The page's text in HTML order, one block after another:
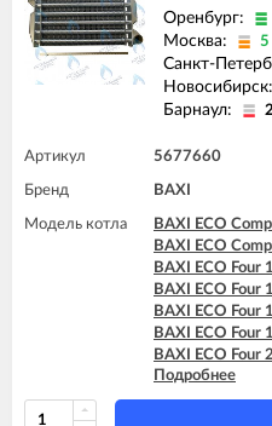
BAXI
BAXI
BAXI MAIN
BAXI MAIN Four
BAXI MAIN
BAXI MAIN-5
BAXI MAIN-5 24
Оренбург:
Москва:
Санкт-
Новосибирск:
Барнаул:
Артикул 5677660
Бренд BAXI
Модель котла
BAXI ECO
BAXI ECO
BAXI ECO Four
BAXI ECO Four
BAXI ECO Four
BAXI ECO Four
BAXI ECO Four
BAXI ECO Four
BAXI ECO-3
BAXI ECO-3
Подробнее